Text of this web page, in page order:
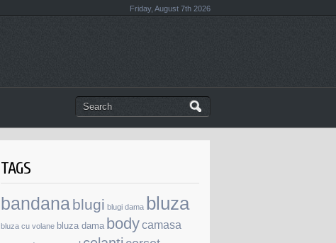
Friday, August 7th 2026
TAGS
bandanablugi blugi dama bluza
bluza cu volane bluza dama bodycamasa